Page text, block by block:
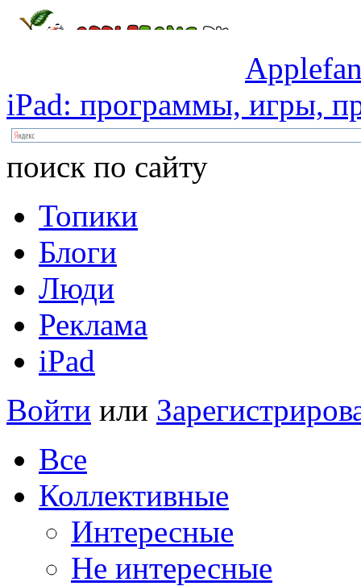
iPad: программы, игры,
поиск по сайту
Топики
Блоги
Люди
Реклама
iPad
Войти или
Все
Коллективные
Интересные
Не интересные